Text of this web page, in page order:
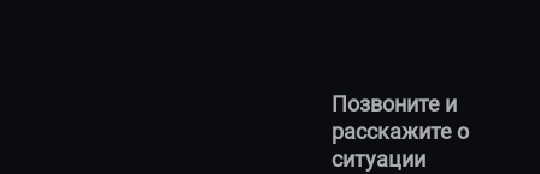
Позвоните и
расскажите о
ситуации